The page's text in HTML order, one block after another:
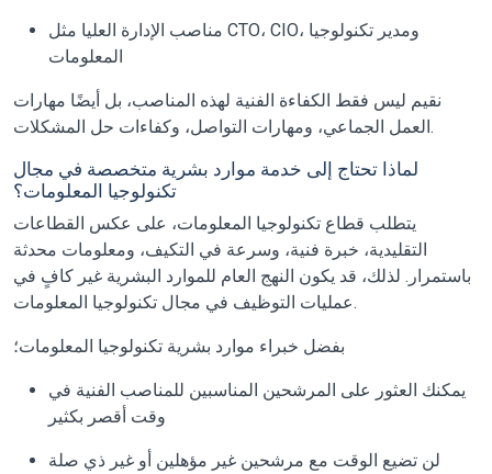
مناصب الإدارة العليا مثل CTO، CIO، ومدير تكنولوجيا
المعلومات
نقيم ليس فقط الكفاءة الفنية لهذه المناصب، بل أيضًا مهارات
العمل الجماعي، ومهارات التواصل، وكفاءات حل المشكلات.
لماذا تحتاج إلى خدمة موارد بشرية متخصصة في مجال
تكنولوجيا المعلومات؟
يتطلب قطاع تكنولوجيا المعلومات، على عكس القطاعات
التقليدية، خبرة فنية، وسرعة في التكيف، ومعلومات محدثة
باستمرار. لذلك، قد يكون النهج العام للموارد البشرية غير كافٍ في
عمليات التوظيف في مجال تكنولوجيا المعلومات.
بفضل خبراء موارد بشرية تكنولوجيا المعلومات؛
يمكنك العثور على المرشحين المناسبين للمناصب الفنية في
وقت أقصر بكثير
لن تضيع الوقت مع مرشحين غير مؤهلين أو غير ذي صلة